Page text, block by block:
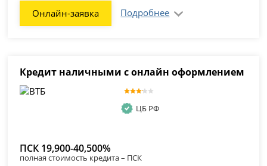
Онлайн-заявка Подробнее
Кредит наличными с онлайн оформлением
ЦБ РФ
ПСК 19,900-40,500%
полная стоимость кредита – ПСК